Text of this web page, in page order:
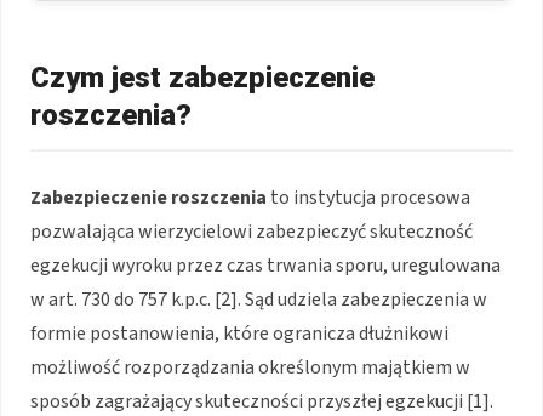
Czym jest zabezpieczenie
roszczenia?
Zabezpieczenie roszczenia to instytucja procesowa
pozwalająca wierzycielowi zabezpieczyć skuteczność
egzekucji wyroku przez czas trwania sporu, uregulowana
w art. 730 do 757 k.p.c. [2]. Sąd udziela zabezpieczenia w
formie postanowienia, które ogranicza dłużnikowi
możliwość rozporządzania określonym majątkiem w
sposób zagrażający skuteczności przyszłej egzekucji [1].